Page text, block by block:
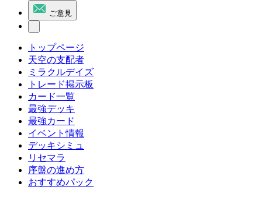
ご意見
トップページ
天空の支配者
ミラクルデイズ
トレード掲示板
カード一覧
最強デッキ
最強カード
イベント情報
デッキシミュ
リセマラ
序盤の進め方
おすすめパック